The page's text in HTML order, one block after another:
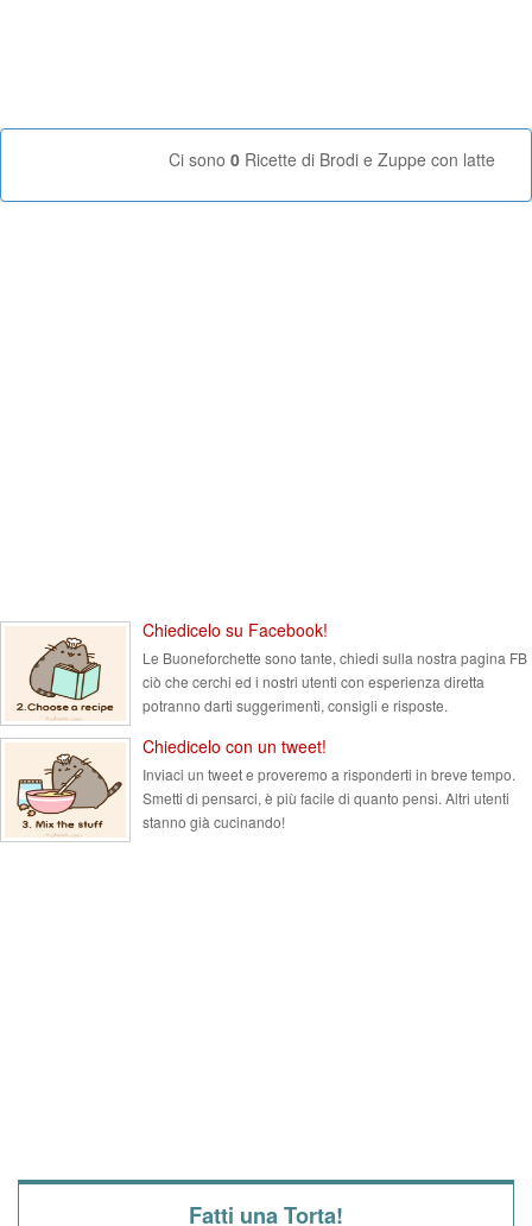
Ci sono 0 Ricette di Brodi e Zuppe con latte
Chiedicelo su Facebook!
Le Buoneforchette sono tante, chiedi sulla nostra pagina FB
ciò che cerchi ed i nostri utenti con esperienza diretta
potranno darti suggerimenti, consigli e risposte.
Chiedicelo con un tweet!
Inviaci un tweet e proveremo a risponderti in breve tempo.
Smetti di pensarci, è più facile di quanto pensi. Altri utenti
stanno già cucinando!
Fatti una Torta!